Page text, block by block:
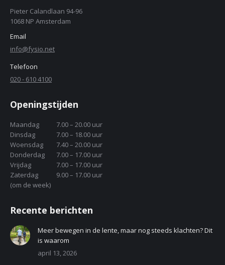
Pieter Calandlaan 94-96
1068 NP Amsterdam
Email
info@fysio.net
Telefoon
020 - 610 4100
Openingstijden
Maandag
7.00 – 20.00 uur
Dinsdag
7.00 – 18.00 uur
Woensdag
7.40 – 20.00 uur
Donderdag
7.00 – 17.00 uur
Vrijdag
7.00 – 17.00 uur
Zaterdag
9.00 – 17.00 uur
(om de week)
Recente berichten
Meer bewegen in de lente, maar nog steeds klachten? Dit
is waarom
april 13, 2026